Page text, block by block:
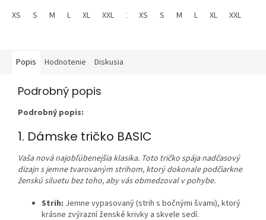
a pre...
XS S M L XL XXL 134 146 152
možnosti doplniť si akékoľvek...
XS S M L XL XXL
Popis Hodnotenie Diskusia
Podrobný popis
Podrobný popis:
1. Dámske tričko BASIC
Vaša nová najobľúbenejšia klasika. Toto tričko spája nadčasový
dizajn s jemne tvarovaným strihom, ktorý dokonale podčiarkne
ženskú siluetu bez toho, aby vás obmedzoval v pohybe.
Strih: Jemne vypasovaný (strih s bočnými švami), ktorý
krásne zvýrazní ženské krivky a skvele sedí.